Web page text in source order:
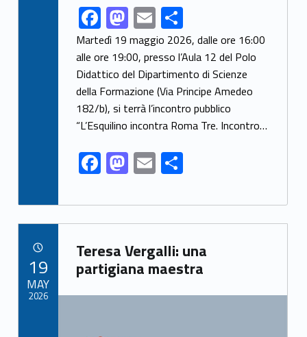
Link identifier share facebook archive #share-link-archive-34063F
ac
e
b
o
o
k
M
as
to
d
o
n
E
m
ai
l
S
h
ar
e
Martedì 19 maggio 2026, dalle ore 16:00
alle ore 19:00, presso l’Aula 12 del Polo
Didattico del Dipartimento di Scienze
della Formazione (Via Principe Amedeo
182/b), si terrà l’incontro pubblico
“L’Esquilino incontra Roma Tre. Incontro…
F
ac
e
b
o
o
k
M
as
to
d
o
n
E
m
ai
l
S
h
ar
e
Link identifier archive #link-archive-23915
Teresa Vergalli: una
partigiana maestra
Link identifier archive #link-archive-thumb-soap-5703
19
MAY
2026